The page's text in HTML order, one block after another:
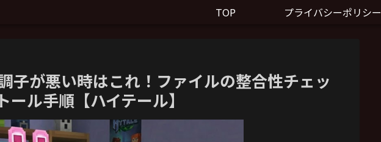
TOP プライバシーポリシー
子が悪い時はこれ！ファイルの整合性チェッ
ル手順【ハイテール】